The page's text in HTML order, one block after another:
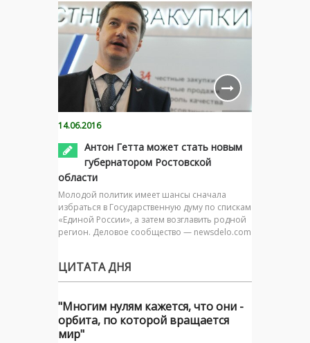
14.06.2016
Антон Гетта может стать новым
губернатором Ростовской
области
Молодой политик имеет шансы сначала
избраться в Государственную думу по спискам
«Единой России», а затем возглавить родной
регион. Деловое сообщество — newsdelo.com
ЦИТАТА ДНЯ
"Многим нулям кажется, что они -
орбита, по которой вращается
мир"